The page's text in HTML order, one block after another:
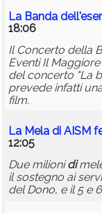
La Banda
18:06
Il Concerto della
Eventi Il
del concerto "La
prevede infatti
film.
La Mela di AISM
12:05
Due milionidi
il sostegno ai
del Dono, e il 5 e